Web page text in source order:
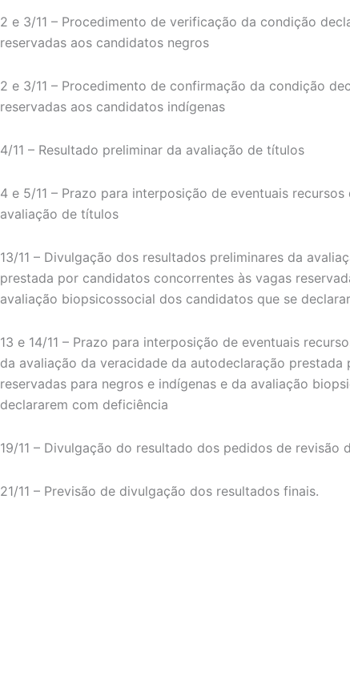
2 e 3/11 – Procedimento de verificação da condição
reservadas aos candidatos negros
2 e 3/11 – Procedimento de confirmação da condição
reservadas aos candidatos indígenas
4/11 – Resultado preliminar da avaliação de títulos
4 e 5/11 – Prazo para interposição de eventuais
avaliação de títulos
13/11 – Divulgação dos resultados preliminares da
prestada por candidatos concorrentes às vagas
avaliação biopsicossocial dos candidatos que se
13 e 14/11 – Prazo para interposição de eventuais
da avaliação da veracidade da autodeclaração
reservadas para negros e indígenas e da avaliação
declararem com deficiência
19/11 – Divulgação do resultado dos pedidos de revisão
21/11 – Previsão de divulgação dos resultados finais.